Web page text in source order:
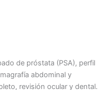
de próstata (PSA), perfil
abdominal y
revisión ocular y dental.